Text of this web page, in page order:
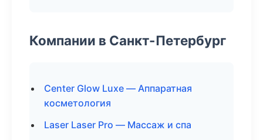
Компании в Санкт-Петербург
Center Glow Luxe — Аппаратная
косметология
Laser Laser Pro — Массаж и спа